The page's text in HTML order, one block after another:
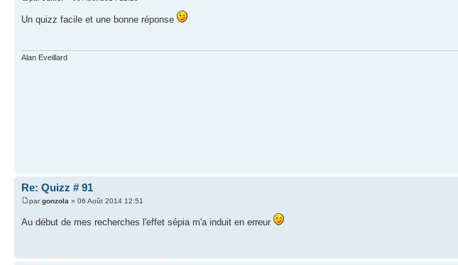
Un quizz facile et une bonne réponse
Alan Eveillard
Re: Quizz # 91
pargonzola » 06 Août 2014 12:51
Au début de mes recherches l'effet sépia m'a induit en erreur